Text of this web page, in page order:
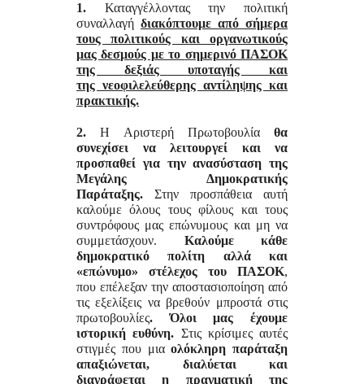
1. Καταγγέλλοντας την πολιτική
συναλλαγή διακόπτουμε από σήμερα
τους πολιτικούς και οργανωτικούς
μας δεσμούς με το σημερινό ΠΑΣΟΚ
της δεξιάς υποταγής και
της νεοφιλελεύθερης αντίληψης και
πρακτικής.
2. Η Αριστερή Πρωτοβουλία θα
συνεχίσει να λειτουργεί και να
προσπαθεί για την ανασύσταση της
Μεγάλης Δημοκρατικής
Παράταξης. Στην προσπάθεια αυτή
καλούμε όλους τους φίλους και τους
συντρόφους μας επώνυμους και μη να
συμμετάσχουν. Καλούμε κάθε
δημοκρατικό πολίτη αλλά και
«επώνυμο» στέλεχος του ΠΑΣΟΚ,
που επέλεξαν την αποστασιοποίηση από
τις εξελίξεις να βρεθούν μπροστά στις
πρωτοβουλίες. Όλοι μας έχουμε
ιστορική ευθύνη. Στις κρίσιμες αυτές
στιγμές που μιαολόκληρη παράταξη
απαξιώνεται, διαλύεται και
διαγράφεται η πραγματική της